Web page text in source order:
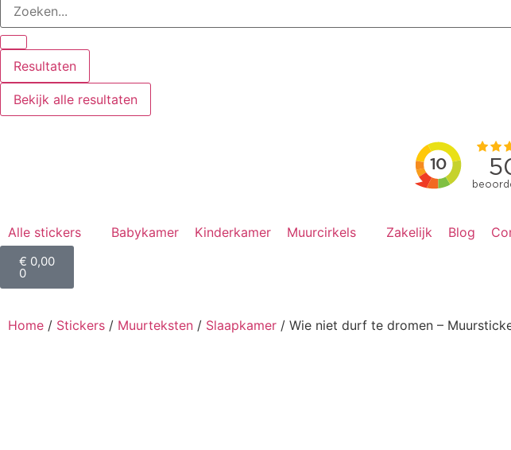
Resultaten
Bekijk alle resultaten
Alle stickers Babykamer Kinderkamer Muurcirkels Zakelijk Blog
€ 0,00
0
Home / Stickers / Muurteksten / Slaapkamer / Wie niet durf te dromen –